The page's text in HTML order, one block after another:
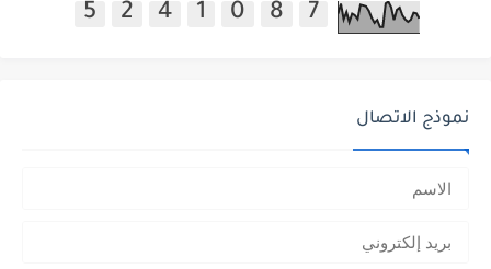
5 2 4 1 0 8 7
نموذج الاتصال